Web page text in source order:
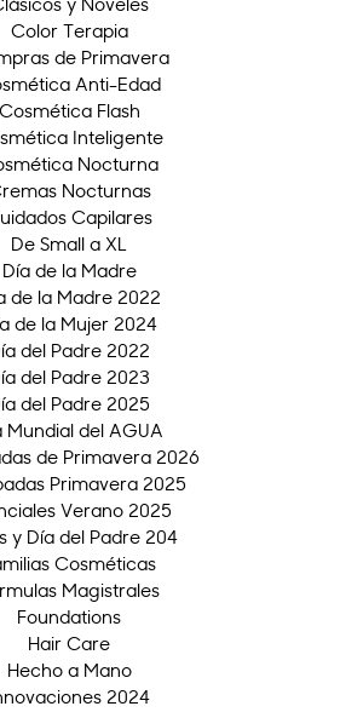
Color Terapia
de Primavera
Anti-Edad
Cosmética Flash
Inteligente
Nocturna
Nocturnas
Capilares
De Small a XL
Día de la Madre
de la Madre 2022
de la Mujer 2024
del Padre 2022
del Padre 2023
del Padre 2025
Mundial del AGUA
de Primavera 2026
Primavera 2025
Verano 2025
y Día del Padre 204
Cosméticas
Magistrales
Foundations
Hair Care
Hecho a Mano
2024